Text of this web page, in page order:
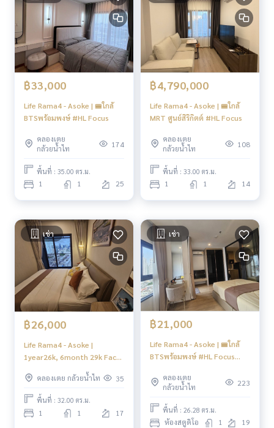
฿33,000
Life Rama4 - Asoke | 🚝ใกล้
BTSพร้อมพงษ์ #HL Focus
คลองเตย
กล้วยน้ำไท
174
พื้นที่ : 35.00 ตร.ม.
1 1 25
฿4,790,000
Life Rama4 - Asoke | 🚝ใกล้
MRT ศูนย์สิริกิตต์ #HL Focus
คลองเตย
กล้วยน้ำไท
108
พื้นที่ : 33.00 ตร.ม.
1 1 14
เช่า
฿26,000
Life Rama4 - Asoke |
1year26k, 6month 29k Face
away from lift
คลองเตย กล้วยน้ำไท 35
พื้นที่ : 32.00 ตร.ม.
1 1 17
เช่า
฿21,000
Life Rama4 - Asoke | 🚝ใกล้
BTSพร้อมพงษ์ #HL Focus
คลองเตย
กล้วยน้ำไท
223
พื้นที่ : 26.28 ตร.ม.
ห้องสตูดิโอ 1 19